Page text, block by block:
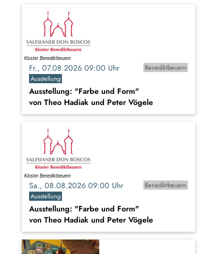
Fr., 07.08.2026 09:00 Uhr
Benediktbeuern
Ausstellung
Ausstellung: "Farbe und Form"
von Theo Hadiak und Peter Vögele
Sa., 08.08.2026 09:00 Uhr
Benediktbeuern
Ausstellung
Ausstellung: "Farbe und Form"
von Theo Hadiak und Peter Vögele